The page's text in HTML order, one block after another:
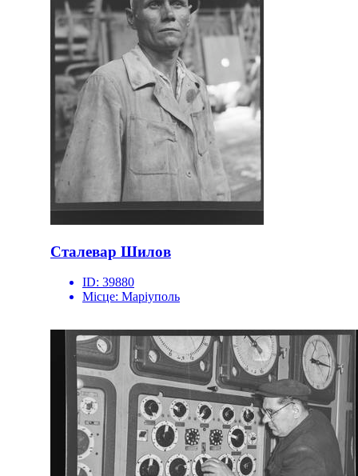
Сталевар Шилов
ID: 39880
Місце: Маріуполь